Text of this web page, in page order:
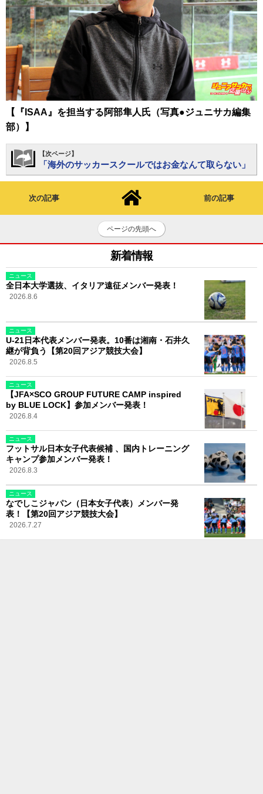
【『ISAA』を担当する阿部隼人氏（写真●ジュニサカ編集
部）】
【次ページ】
「海外のサッカースクールではお金なんて取らない」
次の記事 前の記事
ページの先頭へ
新着情報
ニュース
全日本大学選抜、イタリア遠征メンバー発表！
2026.8.6
ニュース
U-21日本代表メンバー発表。10番は湘南・石井久
継が背負う【第20回アジア競技大会】
2026.8.5
ニュース
【JFA×SCO GROUP FUTURE CAMP inspired
by BLUE LOCK】参加メンバー発表！
2026.8.4
ニュース
フットサル日本女子代表候補 、国内トレーニング
キャンプ参加メンバー発表！
2026.8.3
ニュース
なでしこジャパン（日本女子代表）メンバー発
表！【第20回アジア競技大会】
2026.7.27